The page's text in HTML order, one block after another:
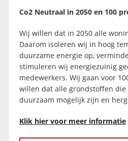
Co2 Neutraal in 2050 en 100
Wij willen dat in 2050 alle
Daarom isoleren wij in hoog
duurzame energie op,
stimuleren wij energiezuinig
medewerkers. Wij gaan voor
willen dat alle grondstoffen die
duurzaam mogelijk zijn en
Klik hier voor meer informatie